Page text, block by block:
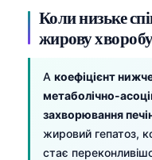
Коли низьке
жирову
A коефіцієнт
метаболічно-
захворювання
жировий гепатоз,
стає